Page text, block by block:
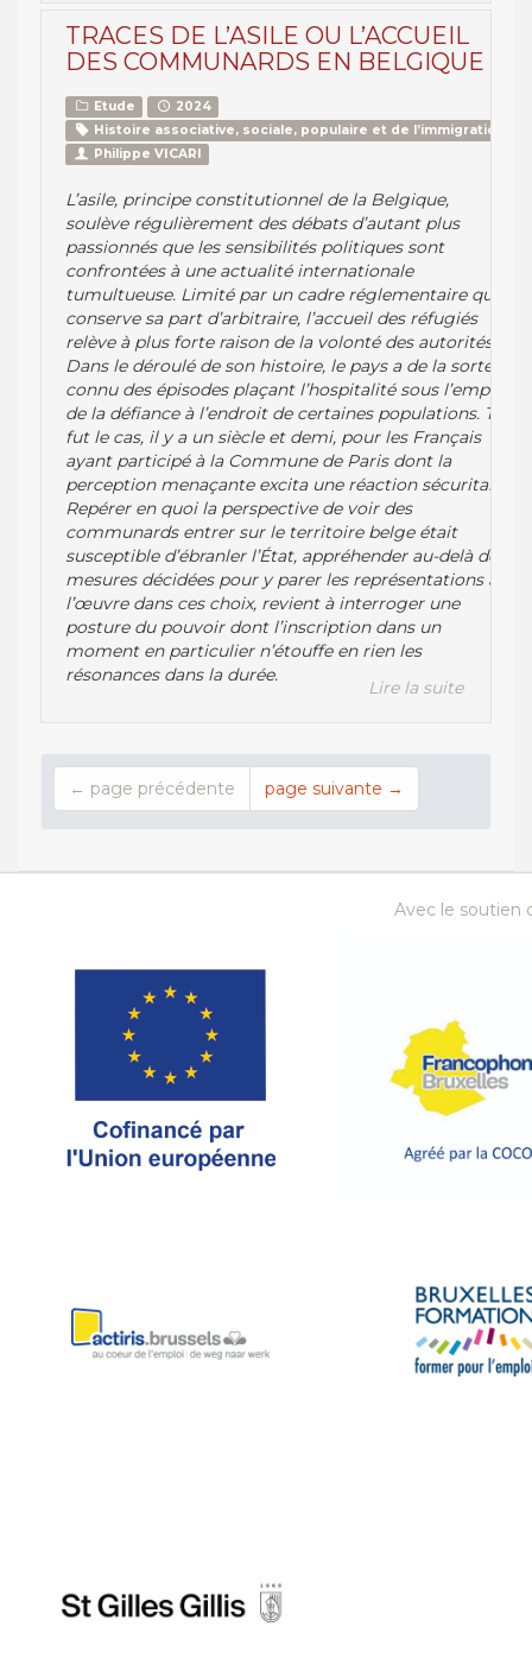
TRACES DE L’ASILE OU L’ACCUEIL
DES COMMUNARDS EN BELGIQUE
Etude
2024
Histoire associative, sociale, populaire et de l’immigration
Philippe VICARI
L’asile, principe constitutionnel de la Belgique,
soulève régulièrement des débats d’autant plus
passionnés que les sensibilités politiques sont
confrontées à une actualité internationale
tumultueuse. Limité par un cadre réglementaire qui
conserve sa part d’arbitraire, l’accueil des réfugiés
relève à plus forte raison de la volonté des autorités.
Dans le déroulé de son histoire, le pays a de la sorte
connu des épisodes plaçant l’hospitalité sous l’empire
de la défiance à l’endroit de certaines populations. Tel
fut le cas, il y a un siècle et demi, pour les Français
ayant participé à la Commune de Paris dont la
perception menaçante excita une réaction sécuritaire.
Repérer en quoi la perspective de voir des
communards entrer sur le territoire belge était
susceptible d’ébranler l’État, appréhender au-delà des
mesures décidées pour y parer les représentations à
l’œuvre dans ces choix, revient à interroger une
posture du pouvoir dont l’inscription dans un
moment en particulier n’étouffe en rien les
résonances dans la durée.
Lire la suite
← page précédente page suivante →
Avec le soutien